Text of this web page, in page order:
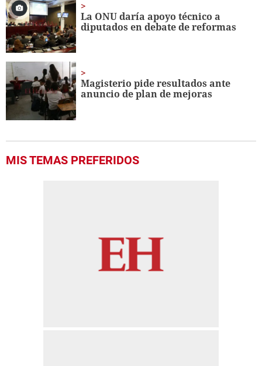
La ONU daría apoyo técnico a
diputados en debate de reformas
Magisterio pide resultados ante
anuncio de plan de mejoras
MIS TEMAS PREFERIDOS